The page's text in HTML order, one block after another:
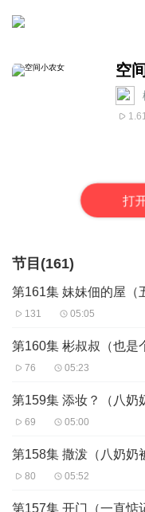
空
打
节目(161)
第161集 妹妹佃的屋（
131 05:05
第160集 彬叔叔（也是
76 05:23
第159集 添妆？（八奶
69 05:00
第158集 撒泼（八奶奶
80 05:52
第157集 开门（一直惦